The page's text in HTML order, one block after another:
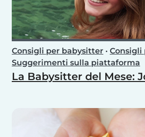
Consigli per babysitter • Consigli
Suggerimenti sulla piattaforma
La Babysitter del Mese: